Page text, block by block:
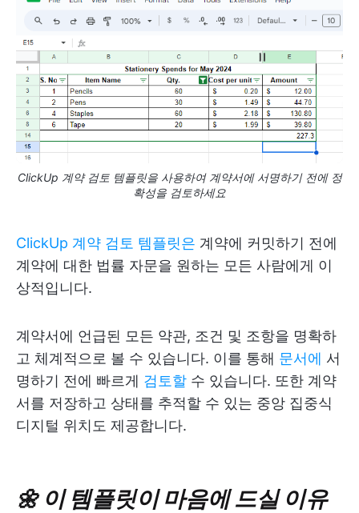
ClickUp 계약 검토 템플릿을 사용하여 계약서에 서명하기 전에 정
확성을 검토하세요
ClickUp 계약 검토 템플릿은 계약에 커밋하기 전에
계약에 대한 법률 자문을 원하는 모든 사람에게 이
상적입니다.
계약서에 언급된 모든 약관, 조건 및 조항을 명확하
고 체계적으로 볼 수 있습니다. 이를 통해 문서에 서
명하기 전에 빠르게 검토할 수 있습니다. 또한 계약
서를 저장하고 상태를 추적할 수 있는 중앙 집중식
디지털 위치도 제공합니다.
🌼 이 템플릿이 마음에 드실 이유